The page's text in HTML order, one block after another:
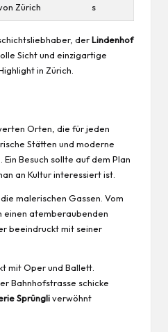
Zürich
s
derLindenhof
Sicht und einzigartige
in Zürich.
Orten, die für jeden
Stätten und moderne
Besuch sollte auf dem Plan
an Kultur interessiert ist.
malerischen Gassen. Vom
einen atemberaubenden
beeindruckt mit seiner
mit Oper und Ballett.
Bahnhofstrasse schicke
Sprüngliverwöhnt